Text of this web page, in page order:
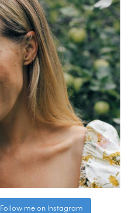
Follow me on Instagram